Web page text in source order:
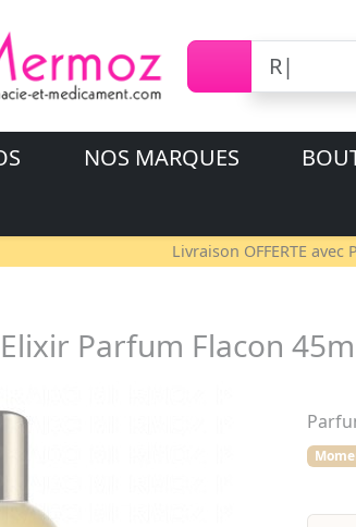
NOS MARQUES
Livraison OFFERTE avec
Parfum Flacon